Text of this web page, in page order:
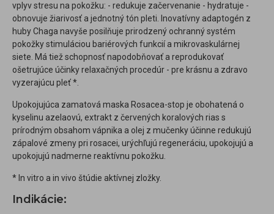
vplyv stresu na pokožku: - redukuje začervenanie - hydratuje -
obnovuje žiarivosť a jednotný tón pleti. Inovatívny adaptogén z
huby Chaga navyše posilňuje prirodzený ochranný systém
pokožky stimuláciou bariérových funkcií a mikrovaskulárnej
siete. Má tiež schopnosť napodobňovať a reprodukovať
ošetrujúce účinky relaxačných procedúr - pre krásnu a zdravo
vyzerajúcu pleť *.
Upokojujúca zamatová maska Rosacea-stop je obohatená o
kyselinu azelaovú, extrakt z červených koralových rias s
prírodným obsahom vápnika a olej z mučenky účinne redukujú
zápalové zmeny pri rosacei, urýchľujú regeneráciu, upokojujú a
upokojujú nadmerne reaktívnu pokožku.
* In vitro a in vivo štúdie aktívnej zložky.
Indikácie: